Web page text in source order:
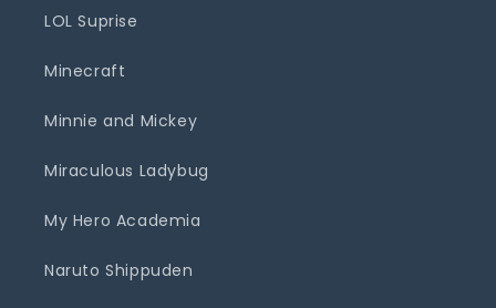
LOL Suprise
Minecraft
Minnie and Mickey
Miraculous Ladybug
My Hero Academia
Naruto Shippuden